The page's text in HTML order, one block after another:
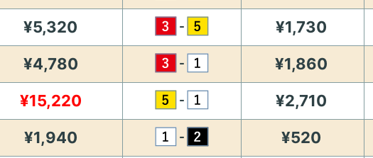
¥5,320 - ¥1,730
¥4,780 - ¥1,860
¥15,220 - ¥2,710
¥1,940 - ¥520